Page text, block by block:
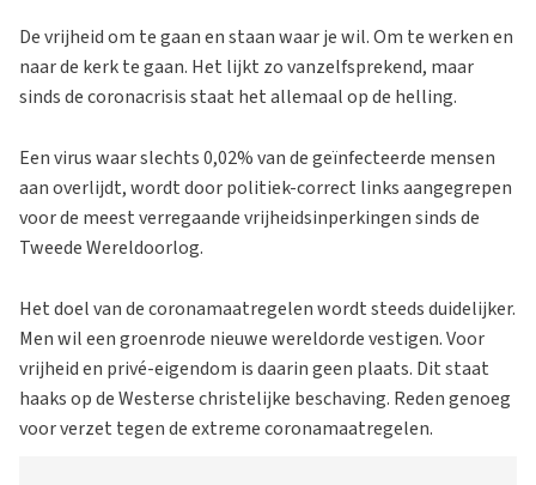
De vrijheid om te gaan en staan waar je wil. Om te werken en
naar de kerk te gaan. Het lijkt zo vanzelfsprekend, maar
sinds de coronacrisis staat het allemaal op de helling.
Een virus waar slechts 0,02% van de geïnfecteerde mensen
aan overlijdt, wordt door politiek-correct links aangegrepen
voor de meest verregaande vrijheidsinperkingen sinds de
Tweede Wereldoorlog.
Het doel van de coronamaatregelen wordt steeds duidelijker.
Men wil een groenrode nieuwe wereldorde vestigen. Voor
vrijheid en privé-eigendom is daarin geen plaats. Dit staat
haaks op de Westerse christelijke beschaving. Reden genoeg
voor verzet tegen de extreme coronamaatregelen.